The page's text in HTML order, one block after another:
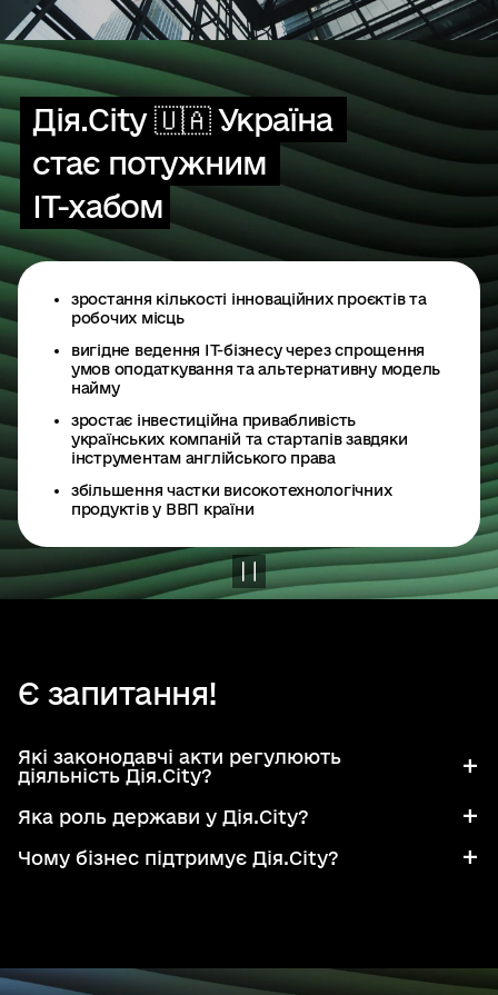
Дія.City 🇺🇦 Україна
стає потужним
ІТ-хабом
зростання кількості інноваційних проєктів та
робочих місць
вигідне ведення IT-бізнесу через спрощення
умов оподаткування та альтернативну модель
найму
зростає інвестиційна привабливість
українських компаній та стартапів завдяки
інструментам англійського права
збільшення частки високотехнологічних
продуктів у ВВП країни
Є запитання!
Які законодавчі акти регулюють
діяльність Дія.City?
Яка роль держави у Дія.City?
Чому бізнес підтримує Дія.City?